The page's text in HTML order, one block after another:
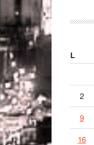
L
2
9
16